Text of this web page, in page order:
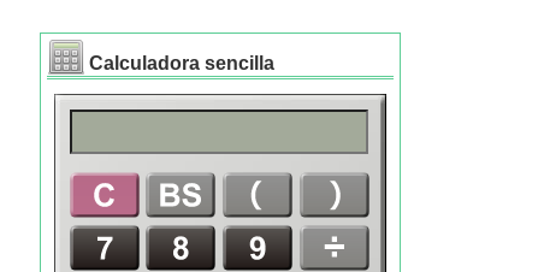
Calculadora sencilla